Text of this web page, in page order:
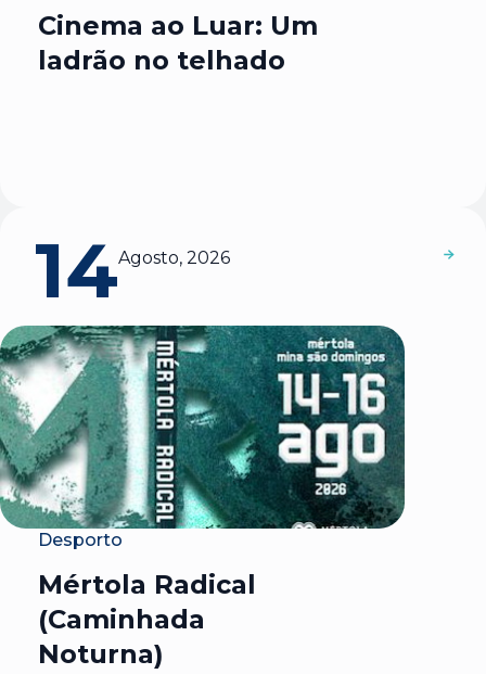
Cinema ao Luar: Um
ladrão no telhado
14Agosto, 2026
Desporto
Mértola Radical
(Caminhada
Noturna)